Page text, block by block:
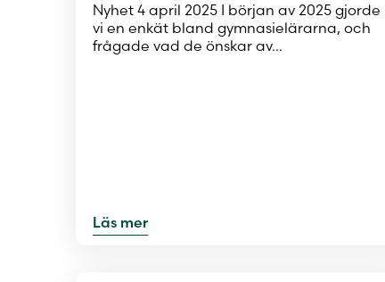
Nyhet 4 april 2025 I början av 2025 gjorde
vi en enkät bland gymnasielärarna, och
frågade vad de önskar av…
Läs mer